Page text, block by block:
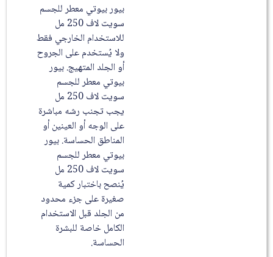
بيور بيوتي معطر للجسم
سويت لاف 250 مل
للاستخدام الخارجي فقط
ولا يُستخدم على الجروح
أو الجلد المتهيج. بيور
بيوتي معطر للجسم
سويت لاف 250 مل
يجب تجنب رشه مباشرة
على الوجه أو العينين أو
المناطق الحساسة. بيور
بيوتي معطر للجسم
سويت لاف 250 مل
يُنصح باختبار كمية
صغيرة على جزء محدود
من الجلد قبل الاستخدام
الكامل خاصة للبشرة
الحساسة.